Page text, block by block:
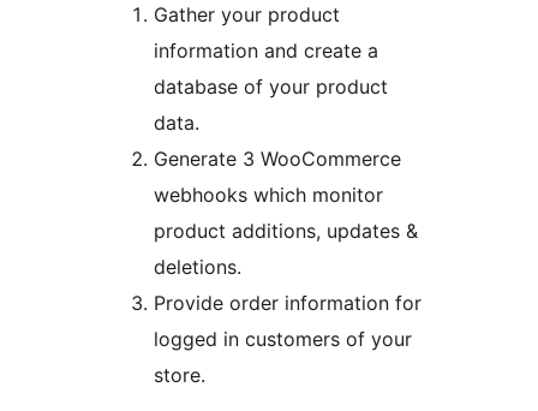
Gather your product
information and create a
database of your product
data.
Generate 3 WooCommerce
webhooks which monitor
product additions, updates &
deletions.
Provide order information for
logged in customers of your
store.